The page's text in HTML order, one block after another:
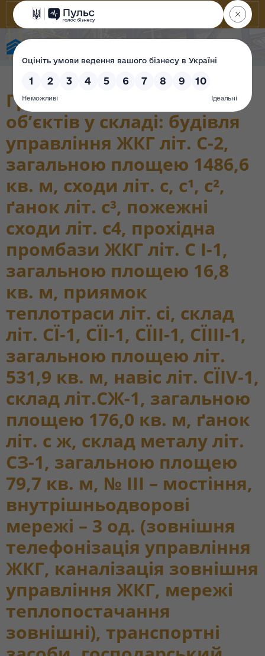
Група інвентарних
об’єктів у складі: будівля
управління ЖКГ літ. С-2,
загальною площею 1486,6
кв. м, сходи літ. с, с¹, с²,
ґанок літ. с³, пожежні
сходи літ. с4, прохідна
промбази ЖКГ літ. С I-1,
загальною площею 16,8
кв. м, приямок
теплотраси літ. сі, склад
літ. СÏ-1, СÏІ-1, СÏІІ-1, СÏІІІ-1,
загальною площею літ.
531,9 кв. м, навіс літ. СÏІV-1,
склад літ.СЖ-1, загальною
площею 176,0 кв. м, ґанок
літ. с ж, склад металу літ.
СЗ-1, загальною площею
79,7 кв. м, № III – мостіння,
внутрішньодворові
мережі – 3 од. (зовнішня
телефонізація управління
ЖКГ, каналізація зовнішня
управління ЖКГ, мережі
теплопостачання
зовнішні), транспортні